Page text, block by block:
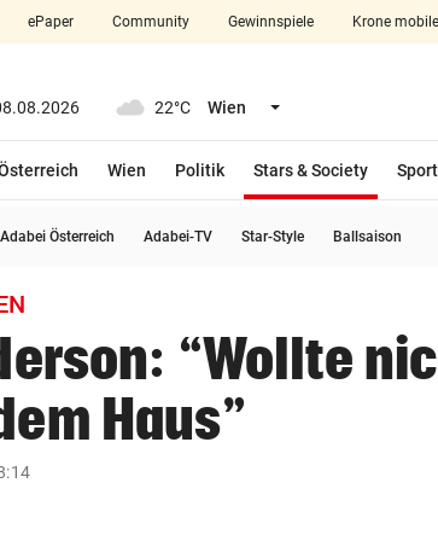
closeSchließen
arrow_right
ePaper Community Gewinnspiele Krone mobile
22°C Wien Menü aufklappen
Wien Politik Stars & Society
Sport
Adabei Österreich Adabei-TV Star-Style Ballsaison
“Wollte
Haus”